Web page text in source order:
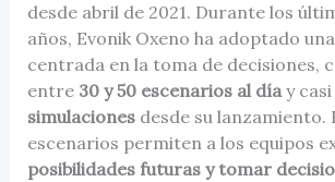
desde abril de 2021. Durante los
años, Evonik Oxeno ha adoptado
centrada en la toma de decisiones,
entre 30 y 50 escenarios al díay casi
simulacionesdesde su lanzamiento.
escenarios permiten a los equipos
posibilidades futuras y tomar